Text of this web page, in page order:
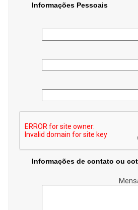
Informações Pessoais
Informações de contato ou